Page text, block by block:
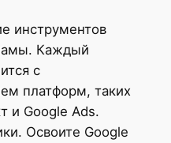
инструментов
Каждый
с
платформ, таких
и Google Ads.
Освоите Google